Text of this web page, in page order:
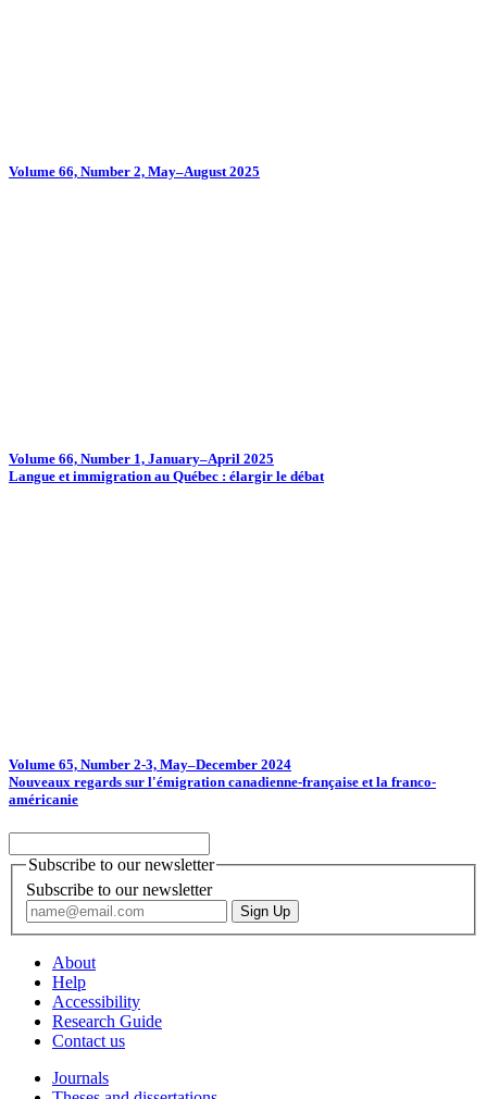
Volume 66, Number 2, May–August 2025
Volume 66, Number 1, January–April 2025
Langue et immigration au Québec : élargir le débat
Volume 65, Number 2-3, May–December 2024
Nouveaux regards sur l'émigration canadienne-française et la franco-
américanie
Subscribe to our newsletter
Subscribe to our newsletter
About
Help
Accessibility
Research Guide
Contact us
Journals